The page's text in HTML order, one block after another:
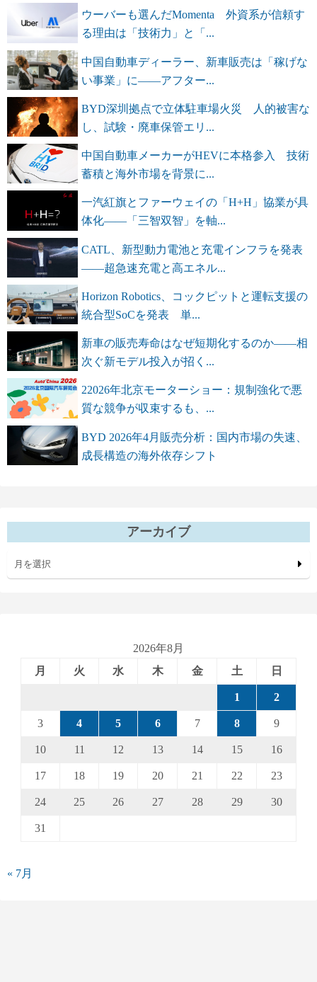
ウーバーも選んだMomenta 外資系が信頼す
る理由は「技術力」と「...
中国自動車ディーラー、新車販売は「稼げな
い事業」に――アフター...
BYD深圳拠点で立体駐車場火災 人的被害な
し、試験・廃車保管エリ...
中国自動車メーカーがHEVに本格参入 技術
蓄積と海外市場を背景に...
一汽紅旗とファーウェイの「H+H」協業が具
体化――「三智双智」を軸...
CATL、新型動力電池と充電インフラを発表
――超急速充電と高エネル...
Horizon Robotics、コックピットと運転支援の
統合型SoCを発表 単...
新車の販売寿命はなぜ短期化するのか――相
次ぐ新モデル投入が招く...
22026年北京モーターショー：規制強化で悪
質な競争が収束するも、...
BYD 2026年4月販売分析：国内市場の失速、
成長構造の海外依存シフト
アーカイブ
月を選択
2026年8月
月
火 水 木 金 土 日
1 2
3 4 5 6 7 8 9
10 11 12 13 14 15 16
17 18 19 20 21 22 23
24 25 26 27 28 29 30
31
« 7月